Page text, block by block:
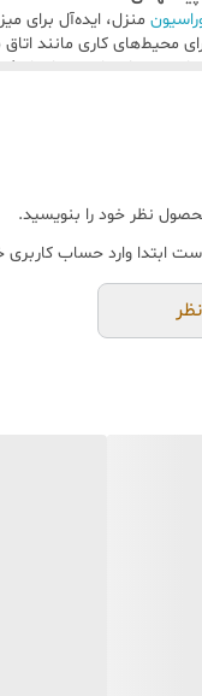
منزل، ایده‌آل برای
محیط‌های کاری مانند
و رستوران‌ها جهت ایجاد
نظر خود را بنویسید.
ابتدا وارد حساب